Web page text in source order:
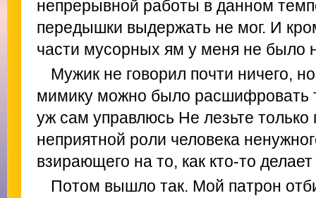
непрерывной работы в данном
передышки выдержать не мог. И
части мусорных ям у меня не было
Мужик не говорил почти ничего,
мимику можно было расшифровать
уж сам управлюсь Не лезьте только
неприятной роли человека
взирающего на то, как кто-то
Потом вышло так. Мой патрон